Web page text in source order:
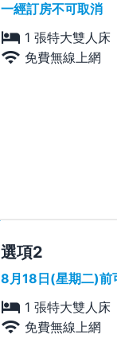
一經訂房不可取消
1 張特大雙人床
免費無線上網
選項
8月18日(星期二)前
1 張特大雙人床
免費無線上網